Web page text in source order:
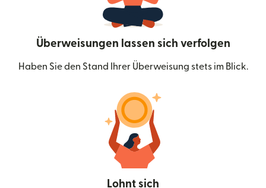
Überweisungen lassen sich verfolgen
Haben Sie den Stand Ihrer Überweisung stets im Blick.
Lohnt sich